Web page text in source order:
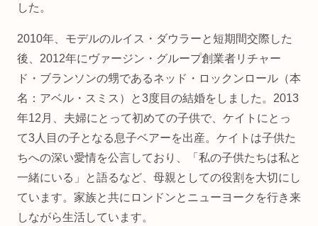
した。
2010年、モデルのルイス・ダウラーと短期間交際した
後、2012年にヴァージン・グループ創業者リチャー
ド・ブランソンの甥であるネッド・ロックンロール（本
名：アベル・スミス）と3度目の結婚をしました。2013
年12月、夫婦にとって初めての子供で、ケイトにとっ
て3人目の子となる息子ベアーを出産。ケイトは子供た
ちへの深い愛情を公言しており、「私の子供たちは私と
一緒にいる」と語るなど、母親としての役割を大切にし
ています。家族と共にロンドンとニューヨークを行き来
しながら生活しています。